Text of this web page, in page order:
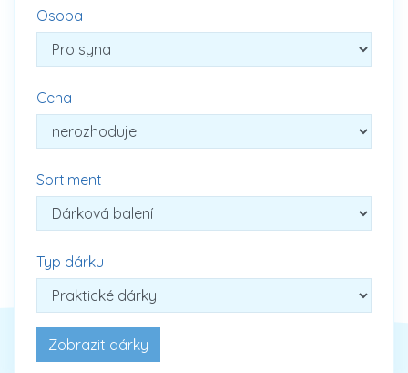
Osoba
Cena
Sortiment
Typ dárku